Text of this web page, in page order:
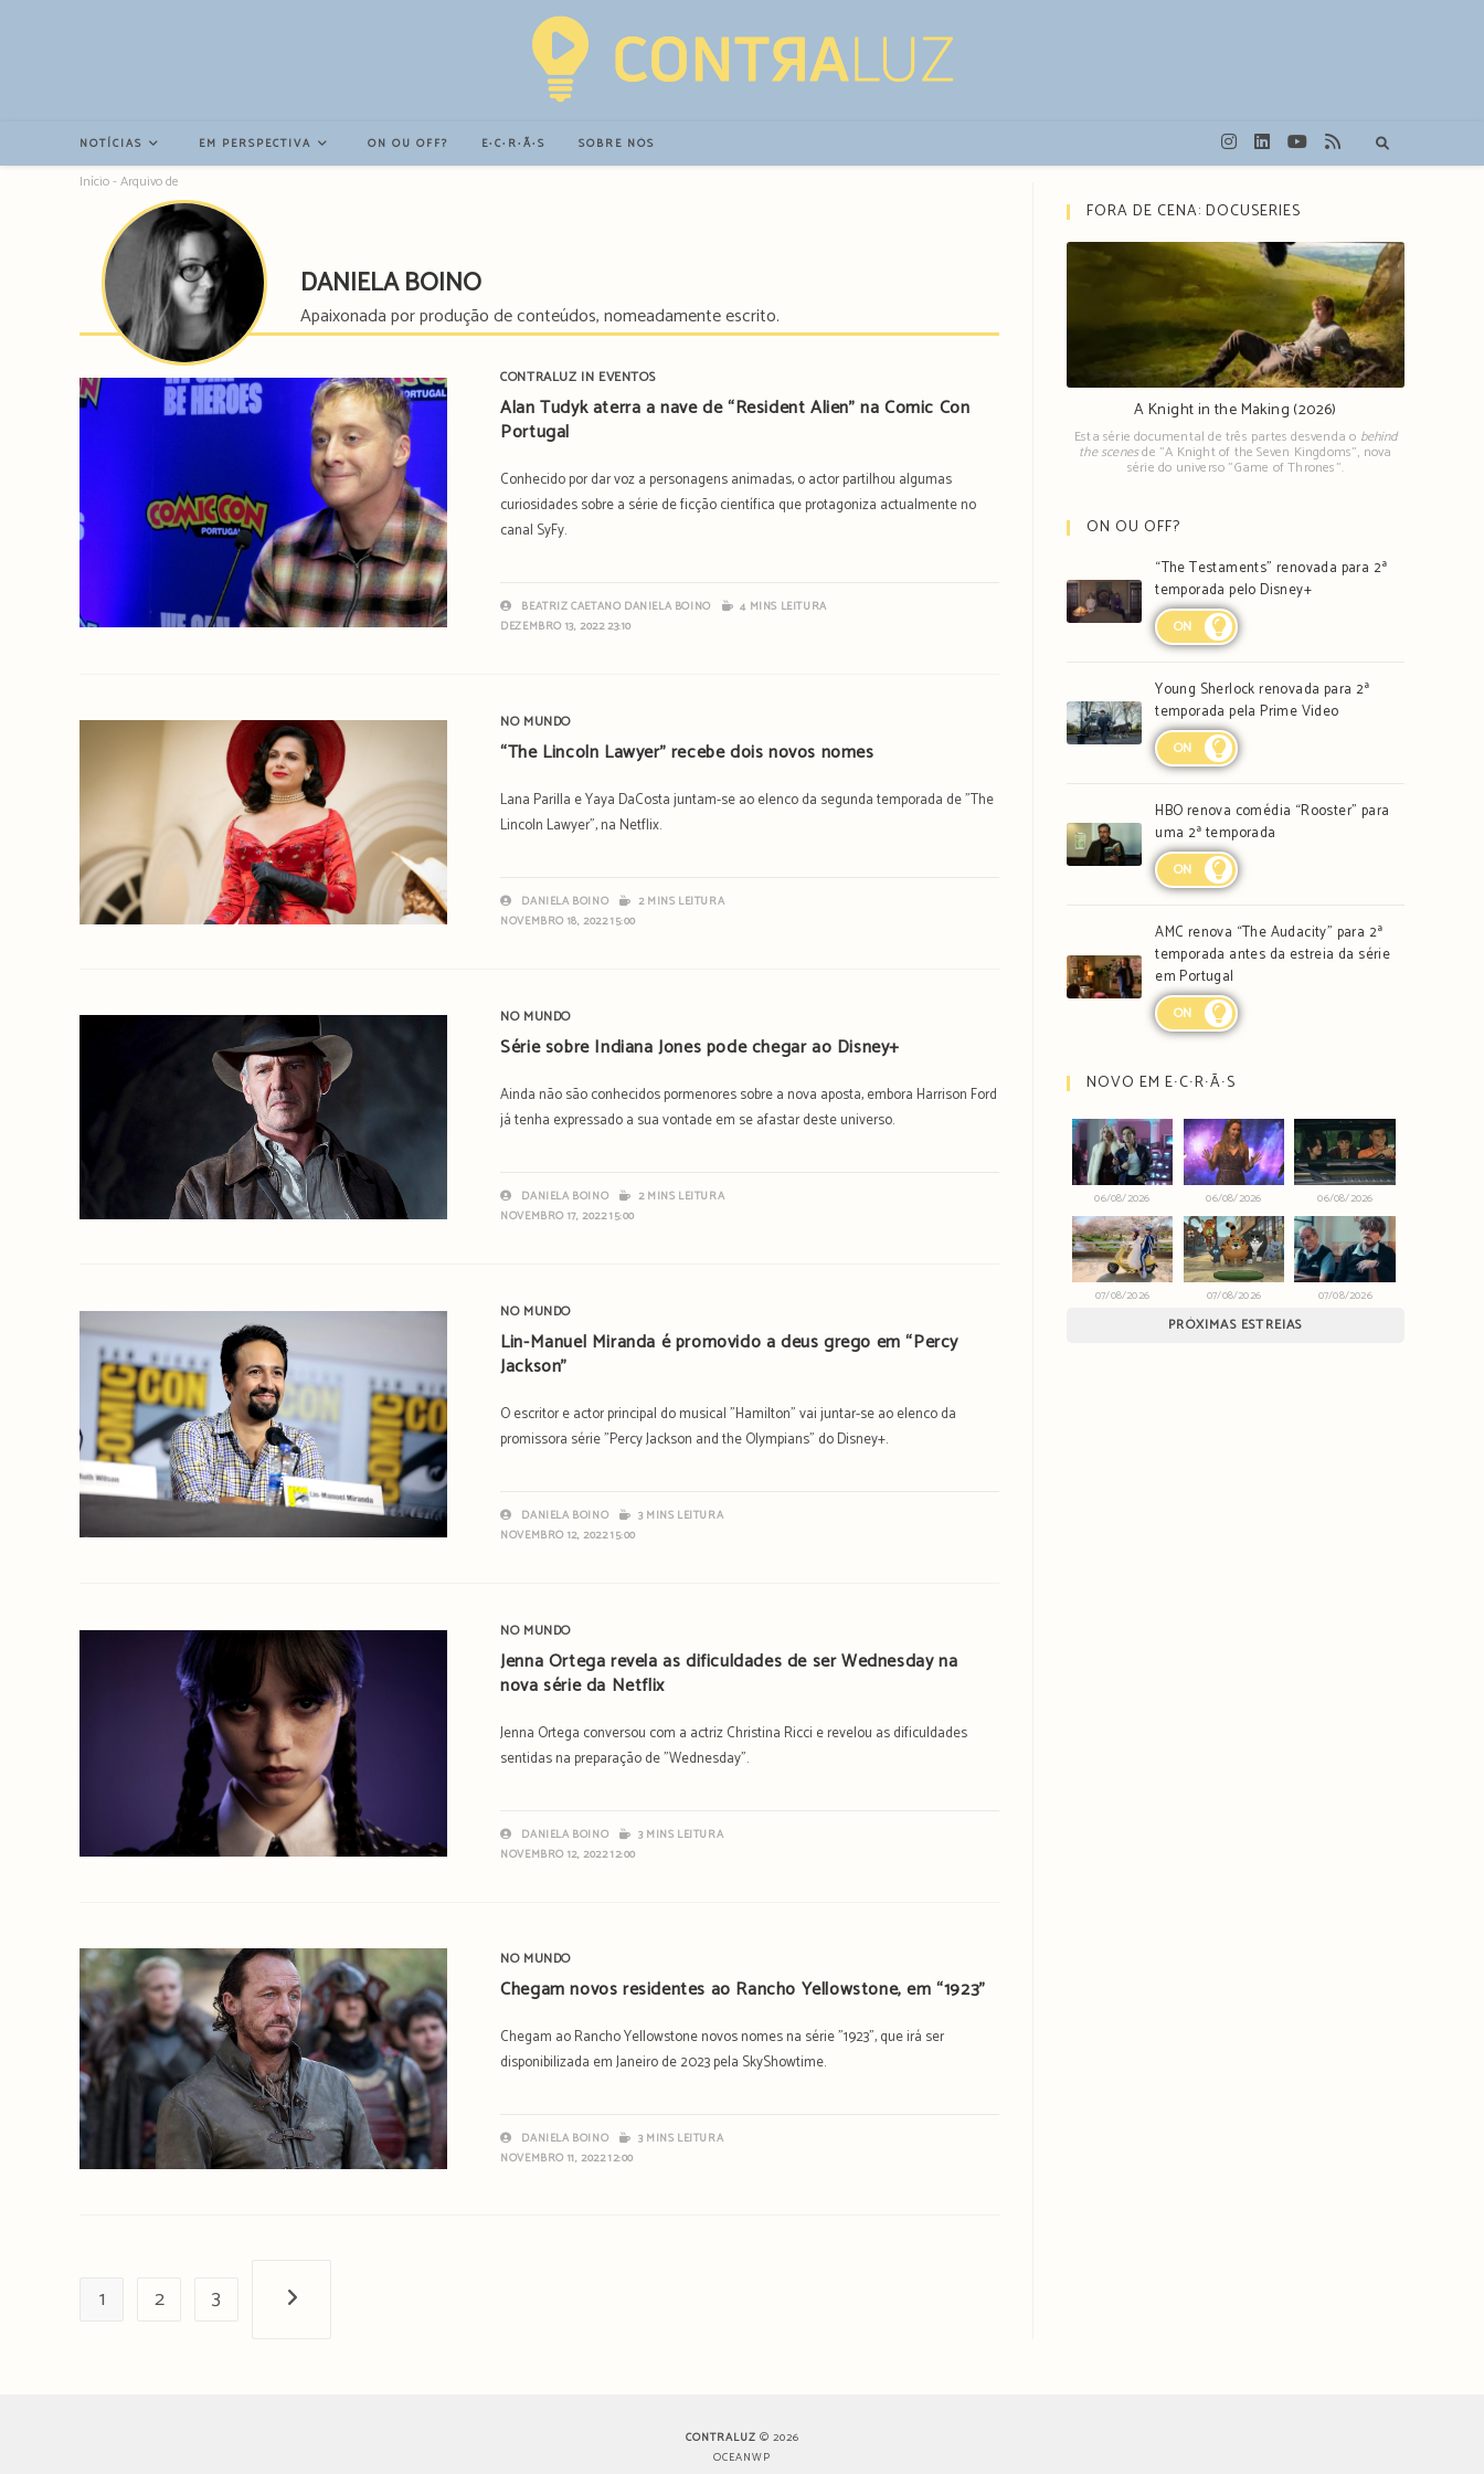
NOTÍCIAS EM PERSPECTIVA ON OU OFF? E∙C∙R∙Ã∙S SOBRE NÓS
Início-Arquivo de
DANIELA BOINO
Apaixonada por produção de conteúdos, nomeadamente escrito.
CONTRALUZ IN EVENTOS
Alan Tudyk aterra a nave de “Resident Alien” na Comic Con
Portugal
Conhecido por dar voz a personagens animadas, o actor partilhou algumas
curiosidades sobre a série de ficção científica que protagoniza actualmente no
canal SyFy.
BEATRIZ CAETANO DANIELA BOINO
4 MINS LEITURA
DEZEMBRO 13, 2022 23:10
NO MUNDO
“The Lincoln Lawyer” recebe dois novos nomes
Lana Parilla e Yaya DaCosta juntam-se ao elenco da segunda temporada de "The
Lincoln Lawyer", na Netflix.
DANIELA BOINO
2 MINS LEITURA
NOVEMBRO 18, 2022 15:00
NO MUNDO
Série sobre Indiana Jones pode chegar ao Disney+
Ainda não são conhecidos pormenores sobre a nova aposta, embora Harrison Ford
já tenha expressado a sua vontade em se afastar deste universo.
DANIELA BOINO
2 MINS LEITURA
NOVEMBRO 17, 2022 15:00
NO MUNDO
Lin-Manuel Miranda é promovido a deus grego em “Percy
Jackson”
O escritor e actor principal do musical "Hamilton" vai juntar-se ao elenco da
promissora série "Percy Jackson and the Olympians" do Disney+.
DANIELA BOINO
3 MINS LEITURA
NOVEMBRO 12, 2022 15:00
NO MUNDO
Jenna Ortega revela as dificuldades de ser Wednesday na
nova série da Netflix
Jenna Ortega conversou com a actriz Christina Ricci e revelou as dificuldades
sentidas na preparação de "Wednesday".
DANIELA BOINO
3 MINS LEITURA
NOVEMBRO 12, 2022 12:00
NO MUNDO
Chegam novos residentes ao Rancho Yellowstone, em “1923”
Chegam ao Rancho Yellowstone novos nomes na série "1923", que irá ser
disponibilizada em Janeiro de 2023 pela SkyShowtime.
DANIELA BOINO
3 MINS LEITURA
NOVEMBRO 11, 2022 12:00
1 2 3 Próxima página
FORA DE CENA: DOCUSERIES
A Knight in the Making (2026)
Esta série documental de três partes desvenda o behind
the scenesde "A Knight of the Seven Kingdoms", nova
série do universo "Game of Thrones".
ON OU OFF?
“The Testaments” renovada para 2ª
temporada pelo Disney+
ON
Young Sherlock renovada para 2ª
temporada pela Prime Video
ON
HBO renova comédia “Rooster” para
uma 2ª temporada
ON
AMC renova “The Audacity” para 2ª
temporada antes da estreia da série
em Portugal
ON
NOVO EM E∙C∙R∙Ã∙S
06/08/2026 06/08/2026 06/08/2026
07/08/2026 07/08/2026 07/08/2026
PRÓXIMAS ESTREIAS
CONTRALUZ © 2026
OCEANWP